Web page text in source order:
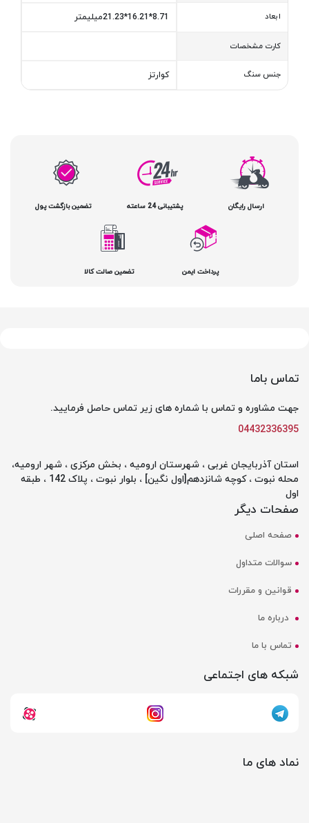
ابعاد 8.71*16.21*21.23میلیمتر
کارت مشخصات
جنس سنگ کوارتز
ارسال رایگان پشتیبانی 24 ساعته تضمین بازگشت پول
پرداخت ایمن تضمین صالت کالا
تماس باما
جهت مشاوره و تماس با شماره های زیر تماس حاصل فرمایید.
04432336395
استان آذربایجان غربی ، شهرستان ارومیه ، بخش مرکزی ، شهر ارومیه،
محله نبوت ، کوچه شانزدهم[اول نگین] ، بلوار نبوت ، پلاک 142 ، طبقه
اول
صفحات دیگر
صفحه اصلی
سوالات متداول
قوانین و مقررات
درباره ما
تماس با ما
شبکه های اجتماعی
نماد های ما